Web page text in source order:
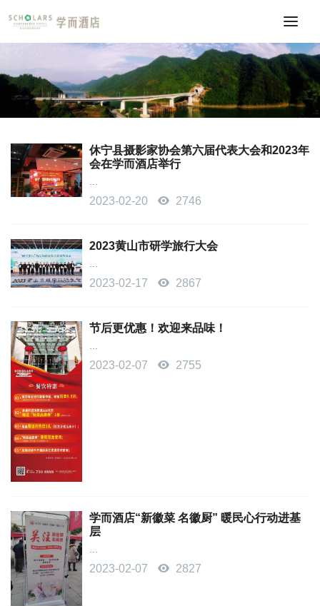
休宁县摄影家协会第六届代表大会和2023年
会在学而酒店举行
2023-02-20 2746
2023黄山市研学旅行大会
2023-02-17 2867
节后更优惠！欢迎来品味！
2023-02-07 2755
学而酒店“新徽菜 名徽厨” 暖民心行动进基
层
2023-02-07 2827